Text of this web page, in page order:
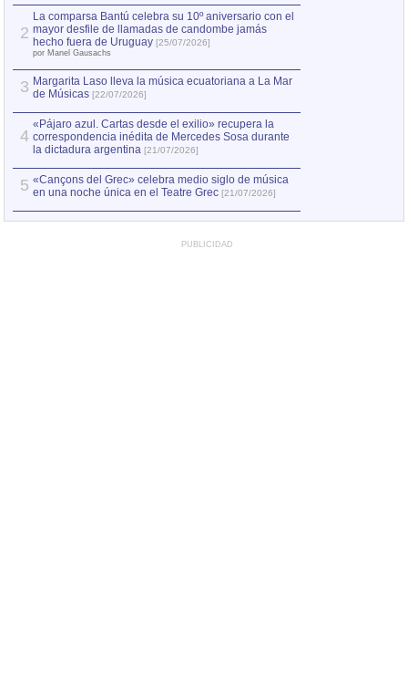
2
La comparsa Bantú celebra su 10º aniversario con el
mayor desfile de llamadas de candombe jamás
hecho fuera de Uruguay [25/07/2026]
por Manel Gausachs
3 Margarita Laso lleva la música ecuatoriana a La Mar
de Músicas [22/07/2026]
4
«Pájaro azul. Cartas desde el exilio» recupera la
correspondencia inédita de Mercedes Sosa durante
la dictadura argentina [21/07/2026]
5 «Cançons del Grec» celebra medio siglo de música
en una noche única en el Teatre Grec [21/07/2026]
PUBLICIDAD